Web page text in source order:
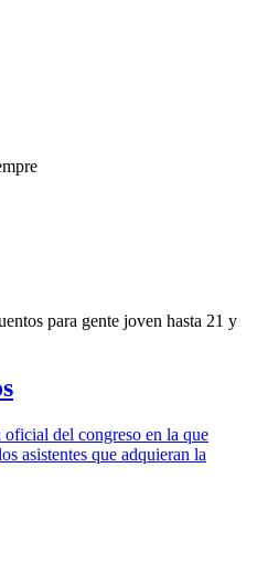
para gente joven hasta 21 y
del congreso en la que
asistentes que adquieran la